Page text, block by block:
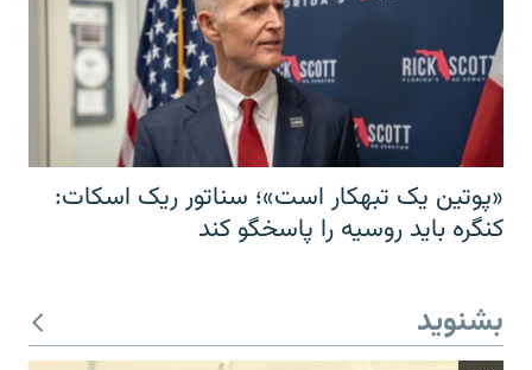
«پوتین یک تبهکار است»؛ سناتور ریک اسکات:
کنگره باید روسیه را پاسخگو کند
بشنوید